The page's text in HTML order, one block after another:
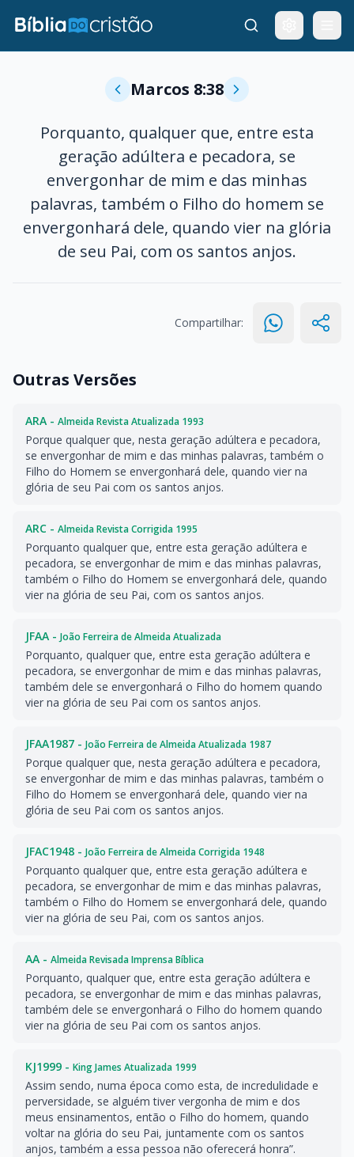
Marcos 8:38
Porquanto, qualquer que, entre esta
geração adúltera e pecadora, se
envergonhar de mim e das minhas
palavras, também o Filho do homem se
envergonhará dele, quando vier na glória
de seu Pai, com os santos anjos.
Compartilhar:
Outras Versões
ARA - Almeida Revista Atualizada 1993
Porque qualquer que, nesta geração adúltera e pecadora,
se envergonhar de mim e das minhas palavras, também o
Filho do Homem se envergonhará dele, quando vier na
glória de seu Pai com os santos anjos.
ARC - Almeida Revista Corrigida 1995
Porquanto qualquer que, entre esta geração adúltera e
pecadora, se envergonhar de mim e das minhas palavras,
também o Filho do Homem se envergonhará dele, quando
vier na glória de seu Pai, com os santos anjos.
JFAA - João Ferreira de Almeida Atualizada
Porquanto, qualquer que, entre esta geração adúltera e
pecadora, se envergonhar de mim e das minhas palavras,
também dele se envergonhará o Filho do homem quando
vier na glória de seu Pai com os santos anjos.
JFAA1987 - João Ferreira de Almeida Atualizada 1987
Porque qualquer que, nesta geração adúltera e pecadora,
se envergonhar de mim e das minhas palavras, também o
Filho do Homem se envergonhará dele, quando vier na
glória de seu Pai com os santos anjos.
JFAC1948 - João Ferreira de Almeida Corrigida 1948
Porquanto qualquer que, entre esta geração adúltera e
pecadora, se envergonhar de mim e das minhas palavras,
também o Filho do Homem se envergonhará dele, quando
vier na glória de seu Pai, com os santos anjos.
AA - Almeida Revisada Imprensa Bíblica
Porquanto, qualquer que, entre esta geração adúltera e
pecadora, se envergonhar de mim e das minhas palavras,
também dele se envergonhará o Filho do homem quando
vier na glória de seu Pai com os santos anjos.
KJ1999 - King James Atualizada 1999
Assim sendo, numa época como esta, de incredulidade e
perversidade, se alguém tiver vergonha de mim e dos
meus ensinamentos, então o Filho do homem, quando
voltar na glória do seu Pai, juntamente com os santos
anjos, também a essa pessoa não oferecerá honra”.